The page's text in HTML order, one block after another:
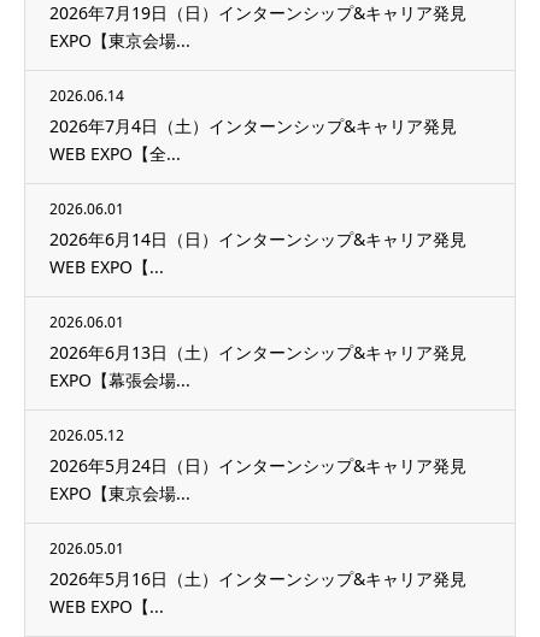
2026年7月19日（日）インターンシップ&キャリア発見
EXPO【東京会場...
2026.06.14
2026年7月4日（土）インターンシップ&キャリア発見
WEB EXPO【全...
2026.06.01
2026年6月14日（日）インターンシップ&キャリア発見
WEB EXPO【...
2026.06.01
2026年6月13日（土）インターンシップ&キャリア発見
EXPO【幕張会場...
2026.05.12
2026年5月24日（日）インターンシップ&キャリア発見
EXPO【東京会場...
2026.05.01
2026年5月16日（土）インターンシップ&キャリア発見
WEB EXPO【...